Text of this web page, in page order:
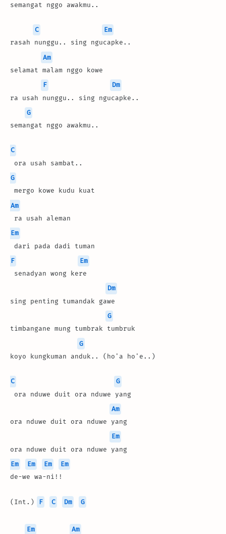
semangat nggo awakmu..
C
Em
rasah nunggu.. sing ngucapke..
Am
selamat malam nggo kowe
F
Dm
ra usah nunggu.. sing ngucapke..
G
semangat nggo awakmu..
C
ora usah sambat..
G
mergo kowe kudu kuat
Am
ra usah aleman
Em
dari pada dadi tuman
F
Em
senadyan wong kere
Dm
sing penting tumandak gawe
G
timbangane mung tumbrak tumbruk
G
koyo kungkuman anduk.. (ho'a ho'e..)
C
G
ora nduwe duit ora nduwe yang
Am
ora nduwe duit ora nduwe yang
Em
ora nduwe duit ora nduwe yang
Em
Em Em
Em
de-we wa-ni!!
(Int.) F C Dm G
Em
Am